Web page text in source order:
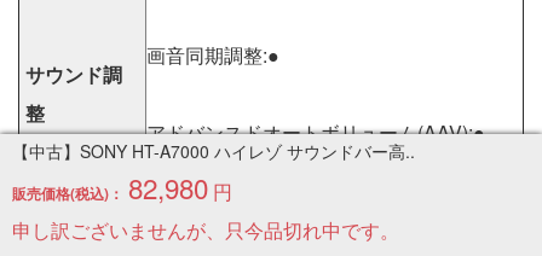
サウンド調
整
画音同期調整:●
アドバンスドオートボリューム(AAV):●
オーディオDRC:●
【中古】SONY HT-A7000 ハイレゾ サウンドバー高..
販売価格(税込)： 82,980 円
申し訳ございませんが、只今品切れ中です。